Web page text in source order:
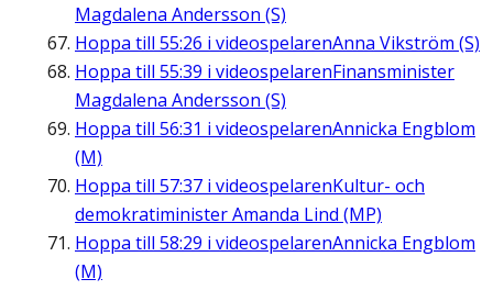
Magdalena Andersson (S)
Hoppa till 55:26 i videospelarenAnna Vikström (S)
Hoppa till 55:39 i videospelarenFinansminister
Magdalena Andersson (S)
Hoppa till 56:31 i videospelarenAnnicka Engblom
(M)
Hoppa till 57:37 i videospelarenKultur- och
demokratiminister Amanda Lind (MP)
Hoppa till 58:29 i videospelarenAnnicka Engblom
(M)